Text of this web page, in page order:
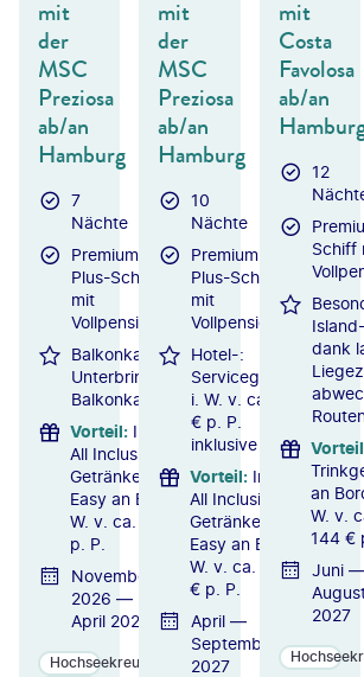
mit
der
MSC
Preziosa
ab/an
Hamburg
7
Nächte
Premium-
Plus-Schiff
mit
Vollpension
Balkonkabinenspecial:
Unterbringung in der
Balkonkabine
Vorteil: Inkl.
All Inclusive-
Getränkepaket
Easy an Bord i.
W. v. ca. 270 €
p. P.
November
2026 —
April 2027
Hochseekreuzfahrten
mit
der
MSC
Preziosa
ab/an
Hamburg
10
Nächte
Premium-
Plus-Schiff
mit
Vollpension
Hotel-
Servicegebühr
i. W. v. ca. 120
€ p. P.
inklusive
Vorteil: Inkl.
All Inclusive-
Getränkepaket
Easy an Bord i.
W. v. ca. 390
€ p. P.
April —
September
2027
mit
Costa
Favolosa
ab/an
12
Schiff
dank
Vorteil
an
W. v.
144 €
Juni —
2027